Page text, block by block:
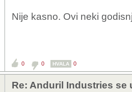
Nije kasno. Ovi neki
0 0 HVALA 0
Re: Anduril Industries